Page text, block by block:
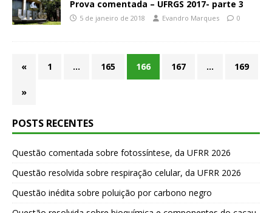
Prova comentada – UFRGS 2017- parte 3
5 de janeiro de 2018 Evandro Marques 0
« 1 … 165 166 167 … 169
»
POSTS RECENTES
Questão comentada sobre fotossíntese, da UFRR 2026
Questão resolvida sobre respiração celular, da UFRR 2026
Questão inédita sobre poluição por carbono negro